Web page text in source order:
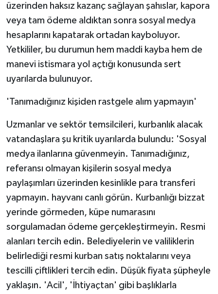
üzerinden haksız kazanç sağlayan şahıslar, kapora
veya tam ödeme aldıktan sonra sosyal medya
hesaplarını kapatarak ortadan kayboluyor.
Yetkililer, bu durumun hem maddi kayba hem de
manevi istismara yol açtığı konusunda sert
uyarılarda bulunuyor.
'Tanımadığınız kişiden rastgele alım yapmayın'
Uzmanlar ve sektör temsilcileri, kurbanlık alacak
vatandaşlara şu kritik uyarılarda bulundu: 'Sosyal
medya ilanlarına güvenmeyin. Tanımadığınız,
referansı olmayan kişilerin sosyal medya
paylaşımları üzerinden kesinlikle para transferi
yapmayın. hayvanı canlı görün. Kurbanlığı bizzat
yerinde görmeden, küpe numarasını
sorgulamadan ödeme gerçekleştirmeyin. Resmi
alanları tercih edin. Belediyelerin ve valiliklerin
belirlediği resmi kurban satış noktalarını veya
tescilli çiftlikleri tercih edin. Düşük fiyata şüpheyle
yaklaşın. 'Acil', 'İhtiyaçtan' gibi başlıklarla